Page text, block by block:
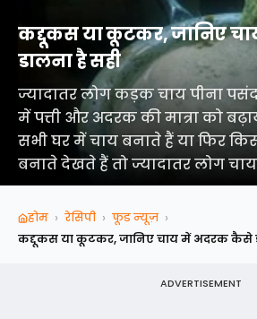
कद्दूकस या कूटकर, जानिए
डालना है सही
ज्यादातर लोग कड़क चाय पीना
में पत्ती और अदरक की मात्रा को
सभी घर में चाय बनाते हैं या फिर
बनाते देखते हैं तो ज्यादातर लोग
होम › रेसिपी › फूड न्‍यूज़ ›
ADVERTISEMENT